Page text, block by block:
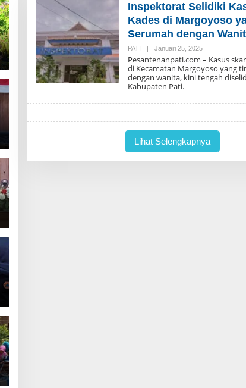
Inspektorat Selidiki
Kades di Margoyoso
Serumah dengan
PATI | Januari 25, 2025O
H
R
T
U
R
Pesantenanpati.com – Kasus
di Kecamatan Margoyoso yang
dengan wanita, kini tengah
Kabupaten Pati.
Lihat Selengkapnya